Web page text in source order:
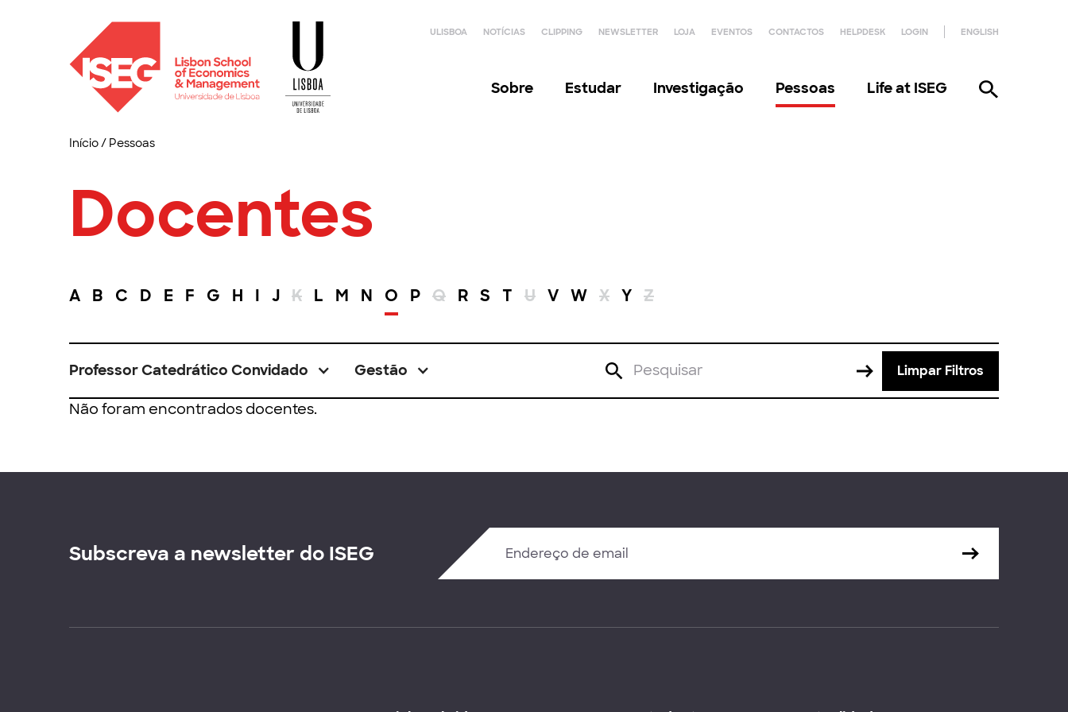
ULISBOA NOTÍCIAS CLIPPING NEWSLETTER LOJA EVENTOS CONTACTOS HELPDESK LOGIN ENGLISH
Sobre Estudar Investigação Pessoas Life at ISEG
Início/ Pessoas
Docentes
A B C D E F G H I J K L M N O P Q R S T U V W X Y Z
Professor Catedrático Convidado Gestão Limpar Filtros
Não foram encontrados docentes.
Subscreva a newsletter do ISEG